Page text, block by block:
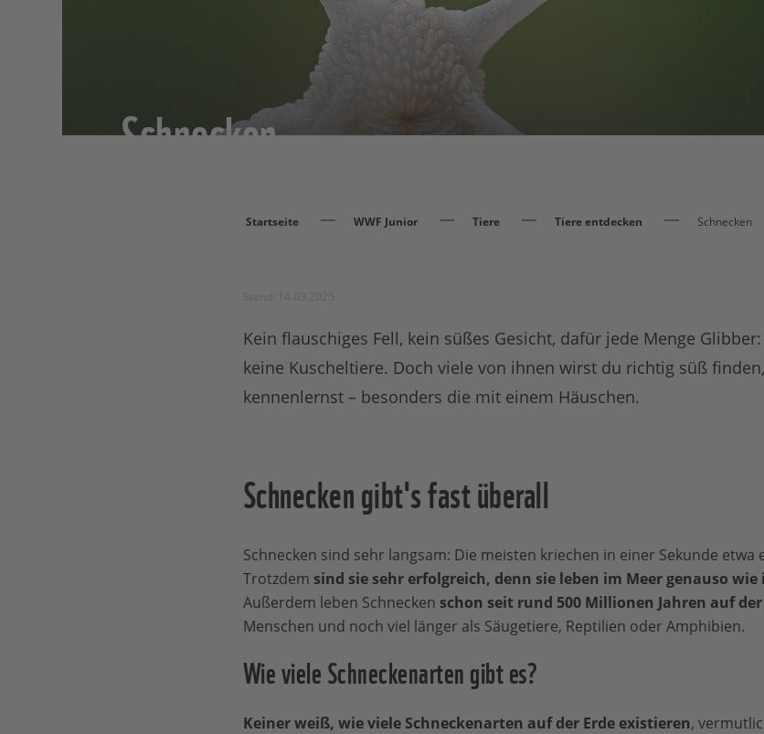
Schnecken
Startseite WWF Junior Tiere Tiere entdecken Schnecken
Kein flauschiges Fell, kein süßes Gesicht, dafür jede Menge
keine Kuscheltiere. Doch viele von ihnen wirst du richtig süß
kennenlernst – besonders die mit einem Häuschen.
Schnecken gibt's fast überall
Schnecken sind sehr langsam: Die meisten kriechen in einer Sekunde
Trotzdem sind sie sehr erfolgreich, denn sie leben im Meer genauso
Außerdem leben Schnecken schon seit rund 500 Millionen Jahren auf der
Menschen und noch viel länger als Säugetiere, Reptilien oder Amphibien.
Wie viele Schneckenarten gibt es?
Keiner weiß, wie viele Schneckenarten auf der Erde existieren,